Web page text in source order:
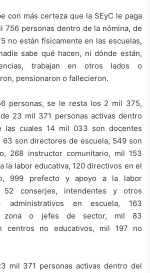
con más certeza que la SEyC le paga
756 personas dentro de la nómina, de
no están físicamente en las escuelas,
sabe qué hacen, ni dónde están,
trabajan en otros lados o
pensionaron o fallecieron.
personas, se le resta los 2 mil 375,
23 mil 371 personas activas dentro
las cuales 14 mil 033 son docentes
son directores de escuela, 549 son
268 instructor comunitario, mil 153
la labor educativa, 120 directivos en el
999 prefecto y apoyo a la labor
conserjes, intendentes y otros
en escuela, 163
zona o jefes de sector, mil 83
centros no educativos, mil 197 no
mil 371 personas activas dentro del